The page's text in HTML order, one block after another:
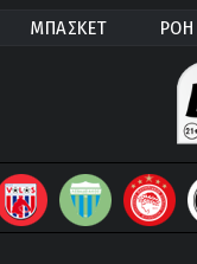
ΜΠΑΣΚΕΤ ΡΟΗ